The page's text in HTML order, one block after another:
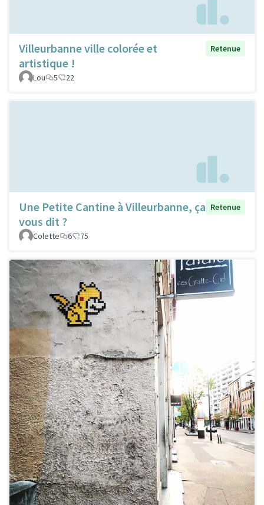
Villeurbanne ville colorée et
artistique !
Retenue
Lou 5 22
Une Petite Cantine à Villeurbanne, ça
vous dit ?
Retenue
Colette 6 75